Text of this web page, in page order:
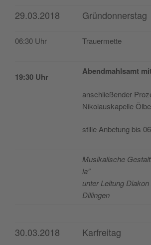
29.03.2018 Gründonnerstag
06:30 Uhr Trauer­met­te
19:30 Uhr
Abend­mahl­samt
ans­chließen­der
Niko­laus­ka­pe­lle
sti­lle Anbe­tung bis
Musi­ka­lis­che
la”
unter Lei­tung
Dillingen
30.03.2018 Karfreitag